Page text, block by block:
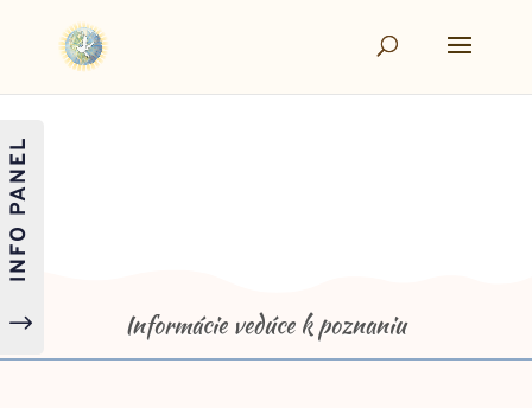
Informácie vedúce k poznaniu
"
INFO PANEL